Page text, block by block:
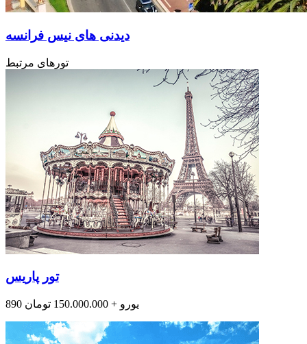
دیدنی های نیس فرانسه
تورهای مرتبط
تور پاریس
890 یورو + 150.000.000 تومان